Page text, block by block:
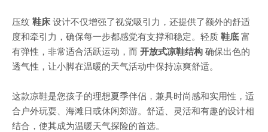
压纹 鞋床 设计不仅增强了视觉吸引力，还提供了额外的舒适
度和牵引力，确保每一步都感觉有支撑和稳定。轻质 鞋底 富
有弹性，非常适合活跃运动，而 开放式凉鞋结构 确保出色的
透气性，让小脚在温暖的天气活动中保持凉爽舒适。
这款凉鞋是您孩子的理想夏季伴侣，兼具时尚感和实用性，适
合户外玩耍、海滩日或休闲郊游。舒适、灵活和有趣的设计相
结合，使其成为温暖天气探险的首选。